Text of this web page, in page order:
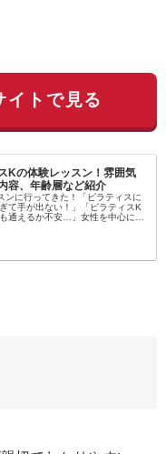
イトで見る
Kの体験レッスン！雰囲気
容、年齢層など紹介
ンに行ってきた！「ピラティスに
て手が出ない！」「ピラティスK
通えるか不安…」女性を中心に大